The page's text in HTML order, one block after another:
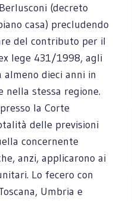
(decreto
casa) precludendo
del contributo per il
lege 431/1998, agli
dieci anni in
nella stessa regione.
la Corte
delle previsioni
concernente
anzi, applicarono ai
Lo fecero con
Umbria e